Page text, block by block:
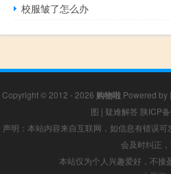
校服皱了怎么办
Copyright © 2012 - 2026 购物啦 Powered by
图 | 疑难解答 陕ICP
声明：本站内容来自互联网，如信息有错误
会及时纠正
本站仅为个人兴趣爱好，不接